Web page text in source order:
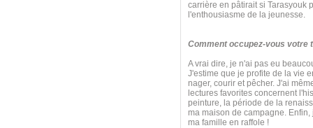
carrière en pâtirait si Tarasyouk
l'enthousiasme de la jeunesse.
Comment occupez-vous votre
A vrai dire, je n'ai pas eu
J'estime que je profite de la vie
nager, courir et pêcher. J'ai
lectures favorites concernent
peinture, la période de la
ma maison de campagne.
ma famille en raffole !